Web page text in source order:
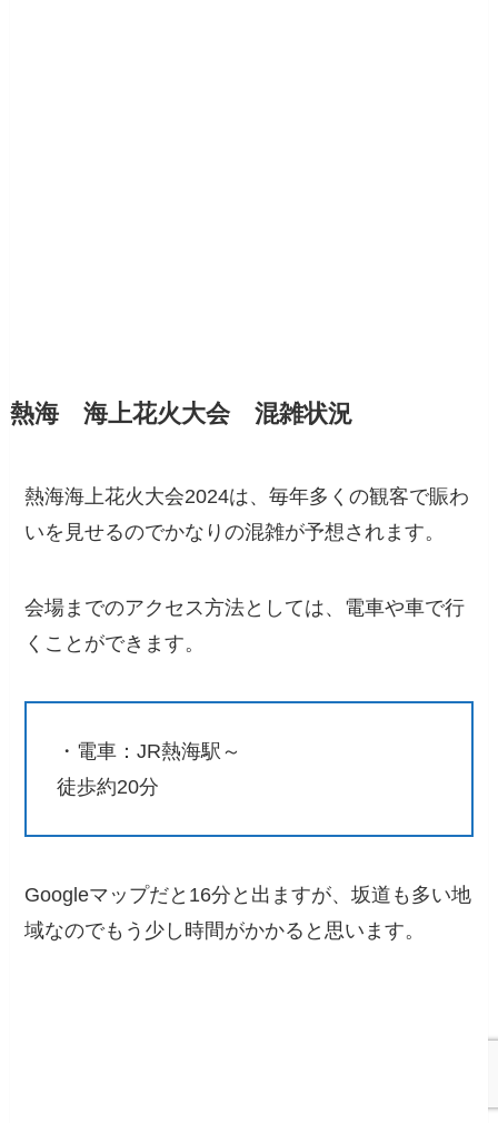
熱海 海上花火大会 混雑状況
熱海海上花火大会2024は、毎年多くの観客で賑わ
いを見せるのでかなりの混雑が予想されます。
会場までのアクセス方法としては、電車や車で行
くことができます。
・電車：JR熱海駅～
徒歩約20分
Googleマップだと16分と出ますが、坂道も多い地
域なのでもう少し時間がかかると思います。